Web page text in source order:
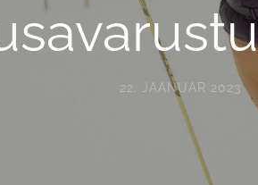
22. JAANUAR 2023